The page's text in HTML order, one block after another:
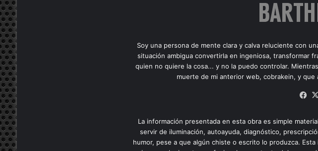
Soy una persona de mente clara y calva reluciente con
situación ambigua convertirla en ingeniosa, transformar
quien no quiere la cosa... y no la puedo controlar.
muerte de mi anterior web, cobrakein, y que
La información presentada en esta obra es simple
servir de iluminación, autoayuda, diagnóstico,
humor, pese a que algún chiste o escrito lo produzca.